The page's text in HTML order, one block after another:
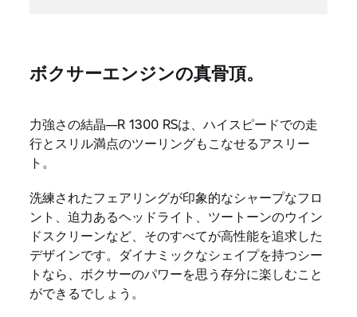
ボクサーエンジンの真骨頂。
力強さの結晶―R 1300 RSは、ハイスピードでの走
行とスリル満点のツーリングもこなせるアスリー
ト。
洗練されたフェアリングが印象的なシャープなフロ
ント、迫力あるヘッドライト、ツートーンのウイン
ドスクリーンなど、そのすべてが高性能を追求した
デザインです。ダイナミックなシェイプを持つシー
トなら、ボクサーのパワーを思う存分に楽しむこと
ができるでしょう。